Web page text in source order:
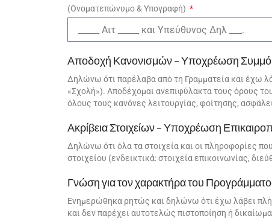
(Ονοματεπώνυμο & Υπογραφή)
Αποδοχή Κανονισμών – Υποχρέωση
Δηλώνω ότι παρέλαβα από τη Γραμματεία και έχω
«Σχολή»). Αποδέχομαι ανεπιφύλακτα τους όρους
όλους τους κανόνες λειτουργίας, φοίτησης,
Ακρίβεια Στοιχείων – Υποχρέωση
Δηλώνω ότι όλα τα στοιχεία και οι πληροφορίες
στοιχείου (ενδεικτικά: στοιχεία επικοινωνίας,
Γνώση για τον χαρακτήρα του
Ενημερώθηκα ρητώς και δηλώνω ότι έχω λάβει
και δεν παρέχει αυτοτελώς πιστοποίηση ή